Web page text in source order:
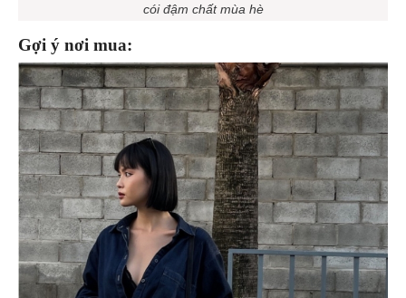
cói đậm chất mùa hè
Gợi ý nơi mua: